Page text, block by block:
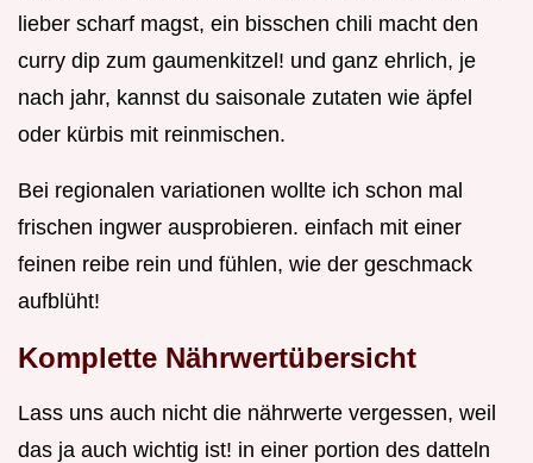
lieber scharf magst, ein bisschen chili macht den
curry dip zum gaumenkitzel! und ganz ehrlich, je
nach jahr, kannst du saisonale zutaten wie äpfel
oder kürbis mit reinmischen.
Bei regionalen variationen wollte ich schon mal
frischen ingwer ausprobieren. einfach mit einer
feinen reibe rein und fühlen, wie der geschmack
aufblüht!
Komplette Nährwertübersicht
Lass uns auch nicht die nährwerte vergessen, weil
das ja auch wichtig ist! in einer portion des datteln